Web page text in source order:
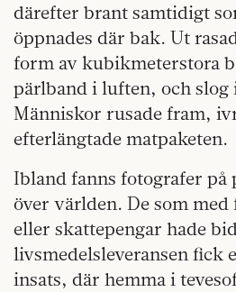
därefter brant samtidigt
öppnades där bak. Ut
form av kubikmeterstora
pärlband i luften, och slog
Människor rusade fram,
efterlängtade matpaketen.
Ibland fanns fotografer på
över världen. De som
eller skattepengar hade
livsmedelsleveransen fick
insats, där hemma i